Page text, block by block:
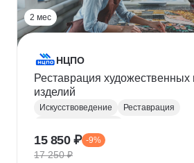
2 мес
НЦПО
Реставрация художественных
изделий
Искусствоведение
Реставрация
15 850 ₽ -9%
17 250 ₽